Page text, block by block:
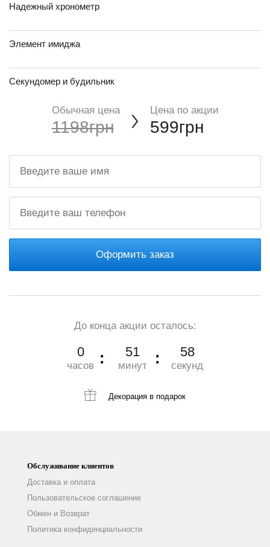
Надежный хронометр
Элемент имиджа
Секундомер и будильник
Обычная цена
1198грн
Цена по акции
599грн
Оформить заказ
До конца акции осталось:
0
часов
51
минут
57
секунд
Декорация в подарок
Обслуживание клиентов
Доставка и оплата
Пользовательское соглашение
Обмен и Возврат
Политика конфиденциальности